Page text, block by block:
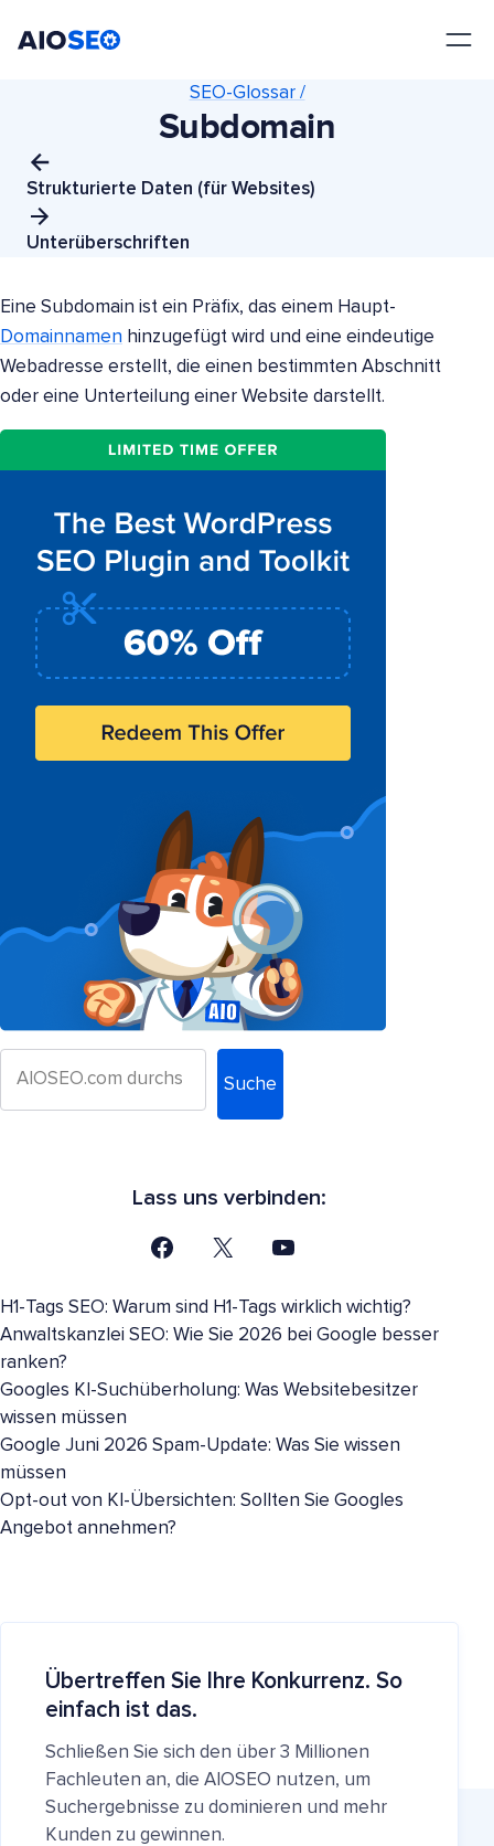
Strukturierte Daten (für Websites)
SEO-Glossar /
Subdomain
Unterüberschriften
Eine Subdomain ist ein Präfix, das einem Haupt-
Domainnamen hinzugefügt wird und eine eindeutige
Webadresse erstellt, die einen bestimmten Abschnitt
oder eine Unterteilung einer Website darstellt.
Suche
Lass uns verbinden:
H1-Tags SEO: Warum sind H1-Tags wirklich wichtig?
Anwaltskanzlei SEO: Wie Sie 2026 bei Google besser
ranken?
Googles KI-Suchüberholung: Was Websitebesitzer
wissen müssen
Google Juni 2026 Spam-Update: Was Sie wissen
müssen
Opt-out von KI-Übersichten: Sollten Sie Googles
Angebot annehmen?
Übertreffen Sie Ihre Konkurrenz. So
einfach ist das.
Schließen Sie sich den über 3 Millionen
Fachleuten an, die AIOSEO nutzen, um
Suchergebnisse zu dominieren und mehr
Kunden zu gewinnen.